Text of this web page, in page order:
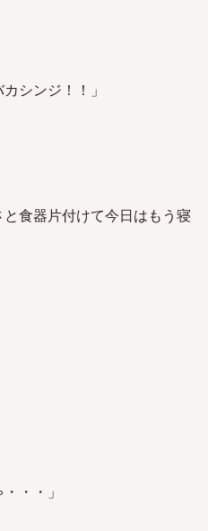
シンジ！！」
食器片付けて今日はもう寝
・・」